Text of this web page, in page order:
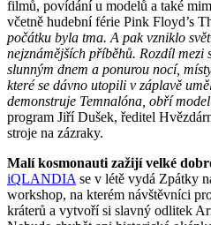
filmů, povídání u modelů a také
včetně hudební férie Pink Floyd’s
počátku byla tma. A pak vzniklo
nejznámějších příběhů. Rozdíl mezi
slunným dnem a ponurou nocí,
které se dávno utopili v záplavě
demonstruje Temnalóna, obří
program Jiří Dušek, ředitel
stroje na zázraky.
Malí kosmonauti zažijí velké
iQLANDIA se v létě vydá Zpátky
workshop, na kterém návštěvníci
kráterů a vytvoří si slavný odlitek